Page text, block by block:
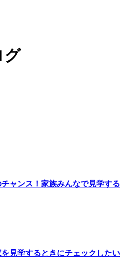
グ
ャンス！家族みんなで見学する
見学するときにチェックしたい